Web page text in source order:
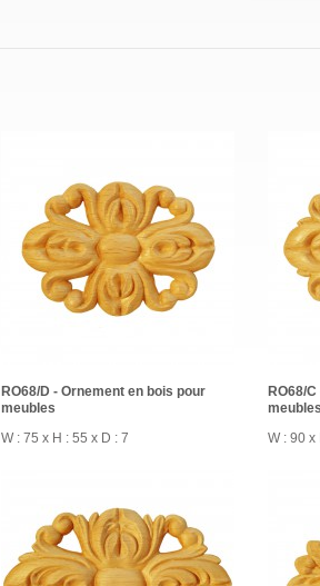
RO68/D - Ornement en bois pour
meubles
W : 75 x H : 55 x D : 7
RO68/
meubles
W : 90 x